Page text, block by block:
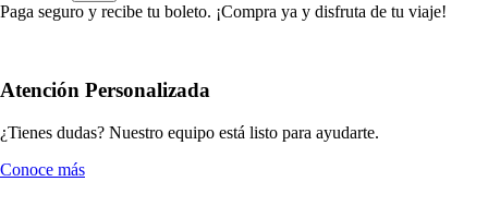
Paga seguro y recibe tu boleto. ¡Compra ya y disfruta de tu viaje!
Atención Personalizada
¿Tienes dudas? Nuestro equipo está listo para ayudarte.
Conoce más